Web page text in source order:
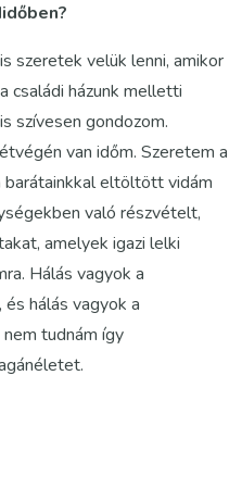
szeretek velük lenni, amikor
családi házunk melletti
szívesen gondozom.
van időm. Szeretem a
barátainkkal eltöltött vidám
való részvételt,
amelyek igazi lelki
Hálás vagyok a
hálás vagyok a
tudnám így